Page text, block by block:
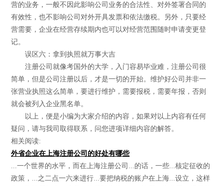
营的业务，一般不因此影响公司业务的合法性、对外签署合同的
有效性，也不影响公司对外开具发票和依法缴税。另外，只要经
营需要，企业在经营存续期内也可以对经营范围随时申请变更登
记。
误区六：拿到执照就万事大吉
注册公司就像考国外的大学，入门容易毕业难，注册公司很
简单，但是公司注册以后，才是一切的开始。维护好公司并非一
张营业执照这么简单，要进行维护，需要报税，需要年报，否则
就会被列入企业黑名单。
以上，便是小编为大家介绍的内容，如果对以上内容有任何
疑问，请与我司取得联系，问您进项详细内容的解答。
相关阅读:
外省企业在上海注册公司的好处有哪些
...一个世界的水平，而在上海注册公司...的话，一些...核定征收的
政策，...之二点一六来进行...要把纳税的账户在上海...设立，这样